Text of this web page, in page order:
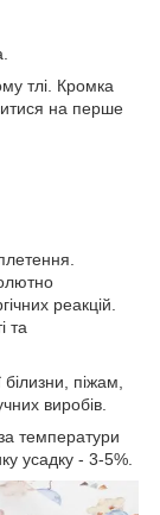
тлі. Кромка
на перше
реакцій.
та
піжам,
виробів.
температури
усадку - 3-5%.